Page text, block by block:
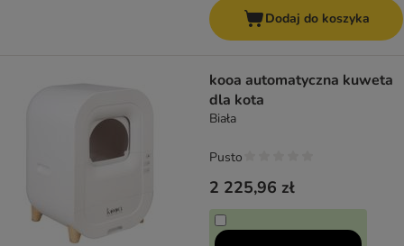
Dodaj do koszyka
kooa automatyczna kuweta
dla kota
Biała
2 225,96 zł
Pusto